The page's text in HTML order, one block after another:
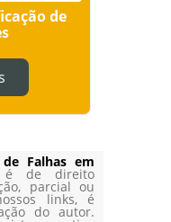
de
Falhas em
de direito
parcial ou
links, é
do autor.